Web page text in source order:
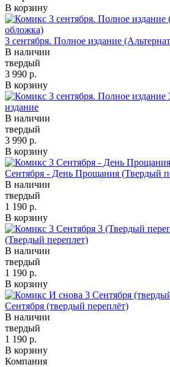
В корзину
3 сентября. Полное издание
В наличии
твердый
3 990 р.
В корзину
издание
В наличии
твердый
3 990 р.
В корзину
Сентября - День Прощания (Твердый
В наличии
твердый
1 190 р.
В корзину
(Твердый переплет)
В наличии
твердый
1 190 р.
В корзину
Сентября (твердый переплёт)
В наличии
твердый
1 190 р.
В корзину
Компания